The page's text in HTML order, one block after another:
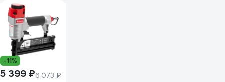
канистра 20л
100603605
-11%
5 399 ₽6 073 ₽